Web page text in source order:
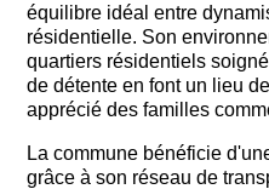
équilibre idéal entre
résidentielle. Son
quartiers résidentiels
de détente en font un lieu
apprécié des familles
La commune bénéficie
grâce à son réseau de